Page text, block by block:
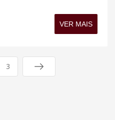
VER MAIS
3